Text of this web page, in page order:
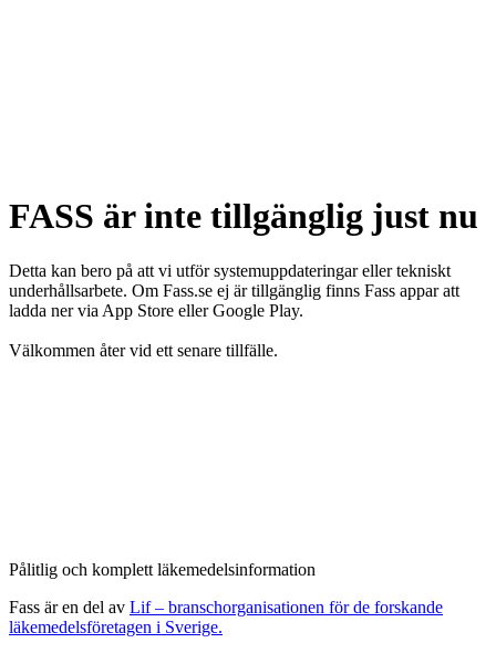
FASS är inte tillgänglig just nu
Detta kan bero på att vi utför systemuppdateringar eller tekniskt
underhållsarbete. Om Fass.se ej är tillgänglig finns Fass appar att
ladda ner via App Store eller Google Play.
Välkommen åter vid ett senare tillfälle.
Pålitlig och komplett läkemedelsinformation
Fass är en del av Lif – branschorganisationen för de forskande
läkemedelsföretagen i Sverige.